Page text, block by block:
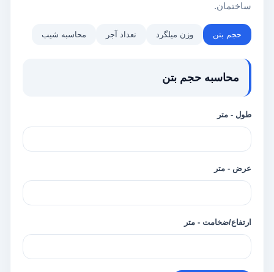
ساختمان.
حجم بتن وزن میلگرد تعداد آجر محاسبه شیب
محاسبه حجم بتن
طول - متر
عرض - متر
ارتفاع/ضخامت - متر